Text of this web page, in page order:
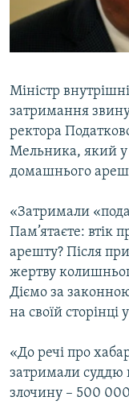
ВІДЕОУРОКИ «ELIFBE»
СВІДЧЕННЯ ОКУПАЦІЇ
ІНФОГРАФІКА
Русский
Qırımtatar
ДОЛУЧАЙСЯ!
Усі сайти RFE/
Міністр
затримання
ректора
Мельника, який у
домашнього
«Затримали
Пам’ятаєте: втік
арешту? Після
жертву
Діємо за
на своїй сторінці у
«До речі про
затримали суддю
злочину – 500